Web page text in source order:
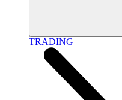
TRADING